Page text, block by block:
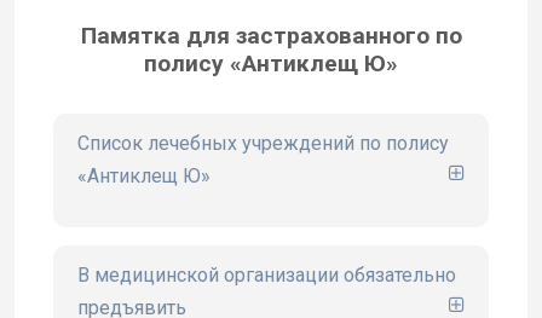
Памятка для застрахованного по
полису «Антиклещ Ю»
Список лечебных учреждений по полису
«Антиклещ Ю»
В медицинской организации обязательно
предъявить